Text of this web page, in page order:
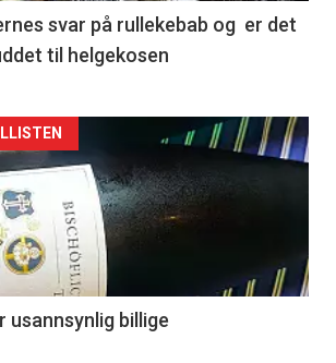
svar på rullekebab og er det
til helgekosen
usannsynlig billige